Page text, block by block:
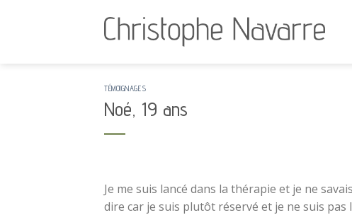
TÉMOIGNAGES
Noé, 19 ans
Je me suis lancé dans la thérapie et je ne
dire car je suis plutôt réservé et je ne suis